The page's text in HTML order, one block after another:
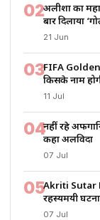
02अलीशा का
बार दिलाया
21 Jun
03FIFA Golden
किसके नाम
11 Jul
04नहीं रहे
कहा अलविदा
07 Jul
05Akriti Sutar
रहस्यमयी
07 Jul